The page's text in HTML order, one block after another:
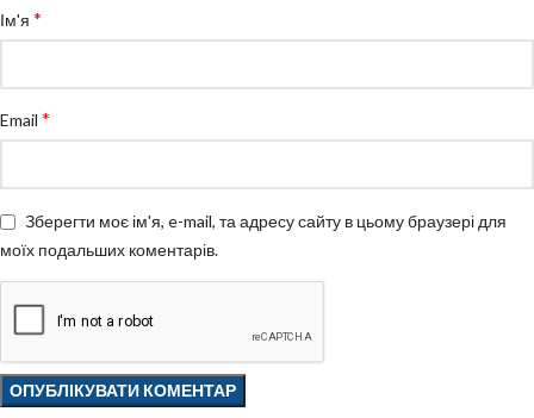
Ім'я *
Email *
Зберегти моє ім'я, e-mail, та адресу сайту в цьому браузері для
моїх подальших коментарів.